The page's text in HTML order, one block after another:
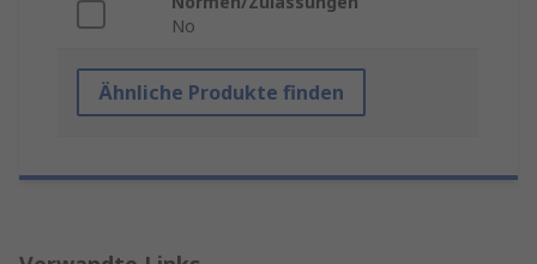
No
Ähnliche Produkte finden